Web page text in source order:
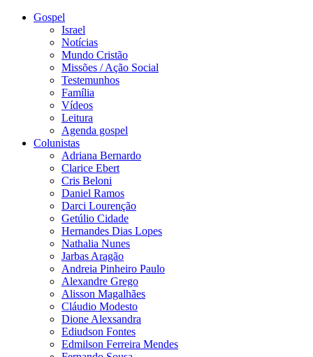
Gospel
Israel
Notícias
Mundo Cristão
Missões / Ação Social
Testemunhos
Família
Vídeos
Leitura
Agenda gospel
Colunistas
Adriana Bernardo
Clarice Ebert
Cris Beloni
Daniel Ramos
Darci Lourenção
Getúlio Cidade
Hernandes Dias Lopes
Nathalia Nunes
Jarbas Aragão
Andreia Pinheiro Paulo
Alexandre Grego
Alisson Magalhães
Cláudio Modesto
Dione Alexsandra
Ediudson Fontes
Edmilson Ferreira Mendes